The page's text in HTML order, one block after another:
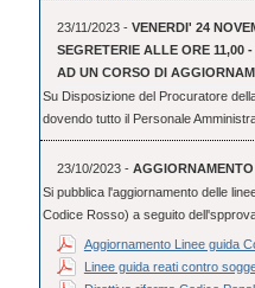
23/11/2023 - VENERDI' 24
SEGRETERIE ALLE ORE 11,00
AD UN CORSO DI
Su Disposizione del Procuratore
dovendo tutto il Personale
23/10/2023 -
Si pubblica l'aggiornamento delle
Codice Rosso) a seguito
Aggiornamento Linee guida
Linee guida reati contro